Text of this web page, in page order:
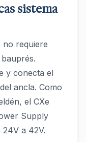
sistema
no requiere
y conecta el
ancla. Como
el CXe
Supply
a 42V.